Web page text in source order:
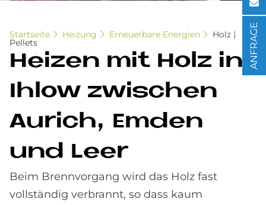
Startseite Heizung Erneuerbare Energien Holz |
Pellets
Hei­zen mit Holz in
Ihlow zwi­schen
Au­rich, Em­den
und Leer
Beim Brennvorgang wird das Holz fast
vollständig verbrannt, so dass kaum
ANFRAGE